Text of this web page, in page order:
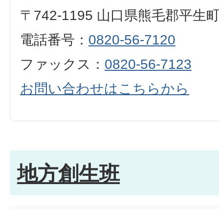
〒742-1195 山口県熊毛郡平生
電話番号： 0820-56-7120
ファックス： 0820-56-7123
お問い合わせはこちらから
地方創生班